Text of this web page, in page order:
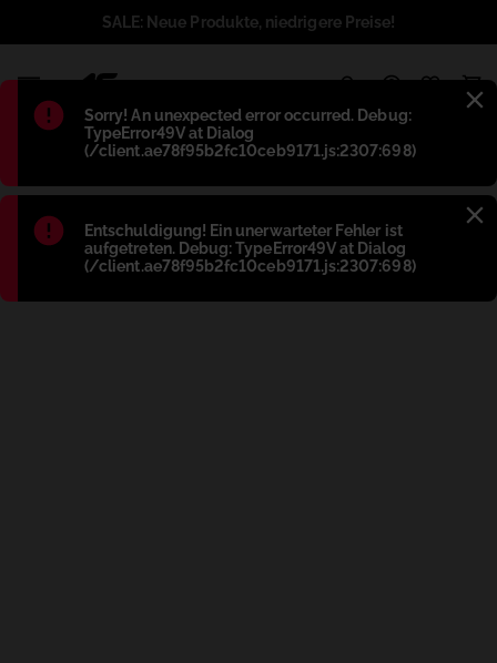
Błąd:
Sorry! An unexpected error occurred. Debug:
TypeError49V at Dialog
(/client.ae78f95b2fc10ceb9171.js:2307:698)
Błąd:
Entschuldigung! Ein unerwarteter Fehler ist
aufgetreten. Debug: TypeError49V at Dialog
(/client.ae78f95b2fc10ceb9171.js:2307:698)
SALE: Neue Produkte, niedrigere Preise!